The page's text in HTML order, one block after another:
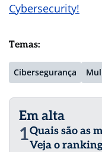
Cybersecurity!
Temas:
Cibersegurança
Em alta
1Quais são as
Veja o